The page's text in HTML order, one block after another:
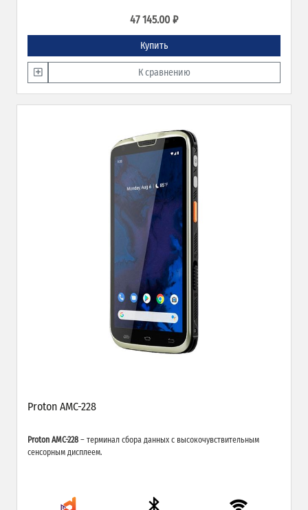
47 145.00 ₽
Купить
К сравнению
Proton AMC-228
Proton AMC-228 – терминал сбора данных с высокочувствительным
сенсорным дисплеем.